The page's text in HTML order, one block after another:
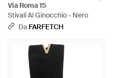
Via Roma 15
Stivali Al Ginocchio - Nero
Da FARFETCH